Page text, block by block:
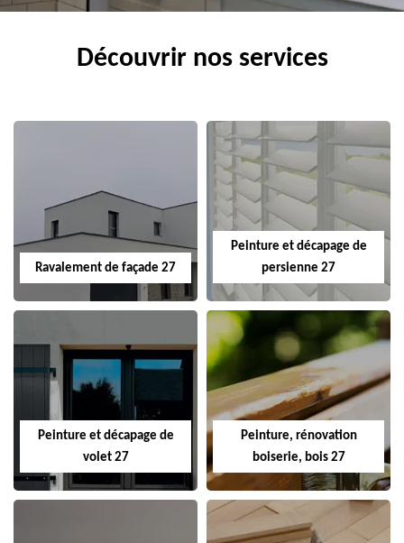
Découvrir nos services
Ravalement de façade 27
Peinture et décapage de
persienne 27
Peinture et décapage de
volet 27
Peinture, rénovation
boiserie, bois 27